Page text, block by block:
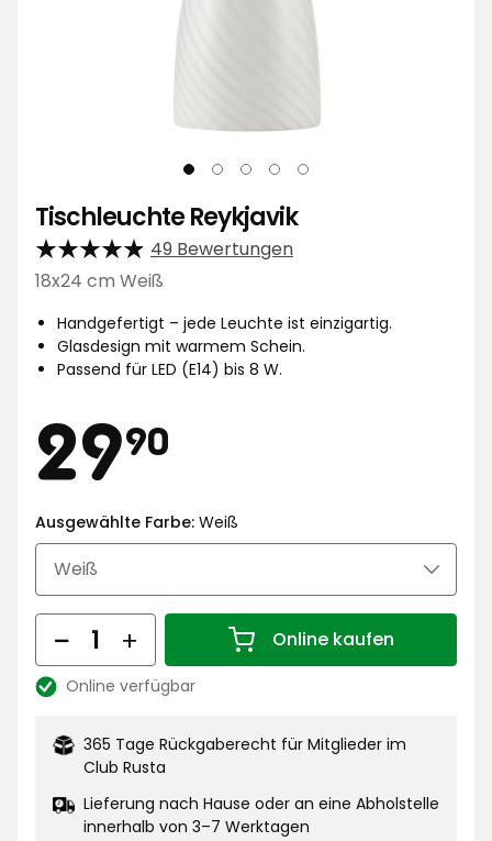
Tischleuchte Reykjavik
49 Bewertungen
18x24 cm Weiß
Handgefertigt – jede Leuchte ist einzigartig.
Glasdesign mit warmem Schein.
Passend für LED (E14) bis 8 W.
Preis
2990
€
Ausgewählte Farbe: Weiß
Menge Online kaufen
Menge 1
Lagerbestand:
Online verfügbar
365 Tage Rückgaberecht für Mitglieder im
Club Rusta
Lieferung nach Hause oder an eine Abholstelle
innerhalb von 3–7 Werktagen